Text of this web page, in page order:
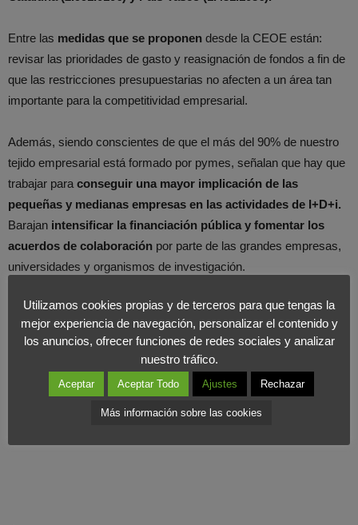
Entre las medidas que se proponen desde la CEOE están:
revisar las prioridades de gasto y reasignación de fondos a fin de
que las restricciones presupuestarias no afecten a un área tan
importante para la competitividad empresarial.
Además, siendo conscientes de que el más del 90% de nuestro
tejido empresarial está formado por pymes, señalan que hay que
trabajar para conseguir una mayor implicación de las
pequeñas y medianas empresas en las actividades de I+D+i.
Barajan intensificar la financiación pública y fomentar los
acuerdos de colaboración por parte de las grandes empresas,
universidades y organismos de investigación.
Utilizamos cookies propias y de terceros para que tengas la
mejor experiencia de navegación, personalizar el contenido y
los anuncios, ofrecer funciones de redes sociales y analizar
nuestro tráfico.
Aceptar Aceptar Todo Ajustes Rechazar
Más información sobre las cookies